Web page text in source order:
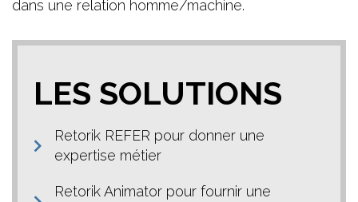
dans une relation homme/machine.
LES SOLUTIONS
Retorik REFER pour donner une
expertise métier
Retorik Animator pour fournir une